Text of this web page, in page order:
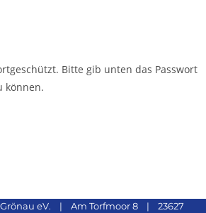
Bitte gib unten das Passwort
können.
Grönau eV. | Am Torfmoor 8 | 23627